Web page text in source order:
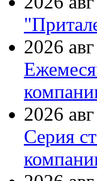
2026
2026
Серия